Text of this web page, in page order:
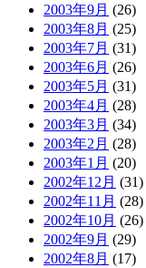
2003年9月 (26)
2003年8月 (25)
2003年7月 (31)
2003年6月 (26)
2003年5月 (31)
2003年4月 (28)
2003年3月 (34)
2003年2月 (28)
2003年1月 (20)
2002年12月 (31)
2002年11月 (28)
2002年10月 (26)
2002年9月 (29)
2002年8月 (17)